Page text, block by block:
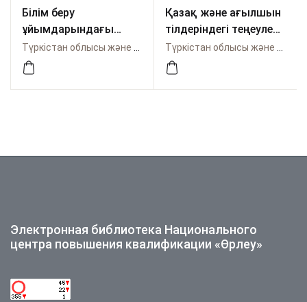
Білім беру
ұйымдарындағы
психологиялық
қызметтің
аспектілері:
Қазақ және ағылшын
тілдеріндегі теңеулер
– ұлттық тілді
бейнелеуші айшықтар
ретінде
Электронная библиотека Национального
центра повышения квалификации «Өрлеу»